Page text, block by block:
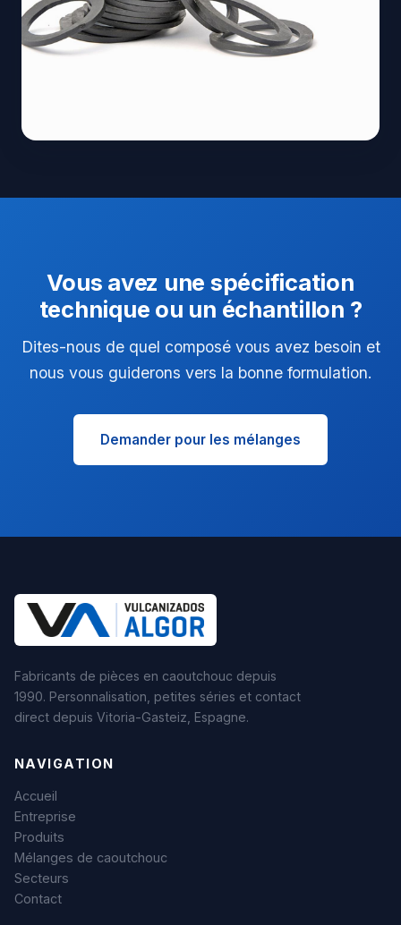
Vous avez une spécification
technique ou un échantillon ?
Dites-nous de quel composé vous avez besoin et
nous vous guiderons vers la bonne formulation.
Demander pour les mélanges
Fabricants de pièces en caoutchouc depuis
1990. Personnalisation, petites séries et contact
direct depuis Vitoria-Gasteiz, Espagne.
NAVIGATION
Accueil
Entreprise
Produits
Mélanges de caoutchouc
Secteurs
Contact